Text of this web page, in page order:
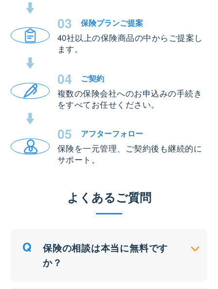
03 保険プランご提案
40社以上の保険商品の中からご提案し
ます。
04 ご契約
複数の保険会社へのお申込みの手続き
をすべてお任せください。
05 アフターフォロー
保険を一元管理、ご契約後も継続的に
サポート。
よくあるご質問
保険の相談は本当に無料です
か？